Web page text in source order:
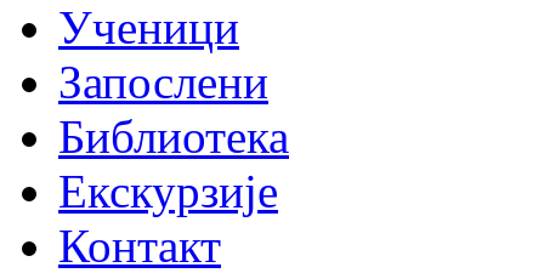
Ученици
Запослени
Библиотека
Екскурзије
Контакт